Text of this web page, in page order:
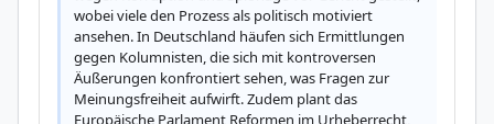
wobei viele den Prozess als politisch motiviert
ansehen. In Deutschland häufen sich Ermittlungen
gegen Kolumnisten, die sich mit kontroversen
Äußerungen konfrontiert sehen, was Fragen zur
Meinungsfreiheit aufwirft. Zudem plant das
Europäische Parlament Reformen im Urheberrecht,